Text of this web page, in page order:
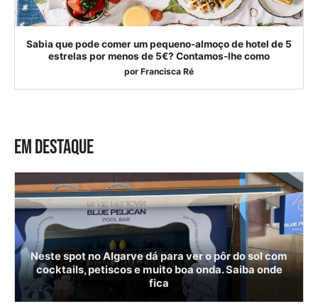
Sabia que pode comer um pequeno-almoço de hotel de 5
estrelas por menos de 5€? Contamos-lhe como
por Francisca Ré
EM DESTAQUE
Neste spot no Algarve dá para ver o pôr do sol com
cocktails, petiscos e muito boa onda. Saiba onde
fica